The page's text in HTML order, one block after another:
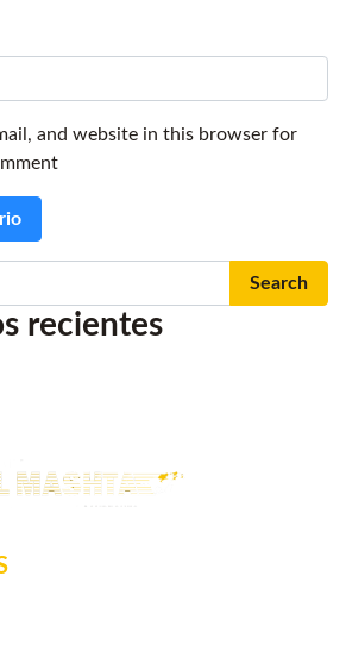
and website in this browser for
recientes